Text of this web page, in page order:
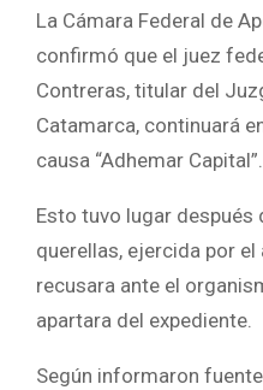
La Cámara Federal de
confirmó que el juez
Contreras, titular del
Catamarca, continuará
causa “Adhemar Capital”.
Esto tuvo lugar después
querellas, ejercida por
recusara ante el
apartara del expediente.
Según informaron